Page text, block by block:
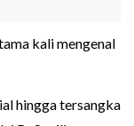
kali mengenal
hingga tersangka